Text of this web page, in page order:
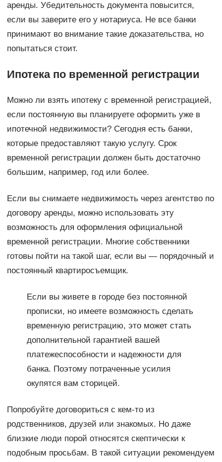
аренды. Убедительность документа повысится,
если вы заверите его у нотариуса. Не все банки
принимают во внимание такие доказательства, но
попытаться стоит.
Ипотека по временной регистрации
Можно ли взять ипотеку с временной регистрацией,
если постоянную вы планируете оформить уже в
ипотечной недвижимости? Сегодня есть банки,
которые предоставляют такую услугу. Срок
временной регистрации должен быть достаточно
большим, например, год или более.
Если вы снимаете недвижимость через агентство по
договору аренды, можно использовать эту
возможность для оформления официальной
временной регистрации. Многие собственники
готовы пойти на такой шаг, если вы — порядочный и
постоянный квартиросъемщик.
Если вы живете в городе без постоянной
прописки, но имеете возможность сделать
временную регистрацию, это может стать
дополнительной гарантией вашей
платежеспособности и надежности для
банка. Поэтому потраченные усилия
окупятся вам сторицей.
Попробуйте договориться с кем-то из
родственников, друзей или знакомых. Но даже
близкие люди порой относятся скептически к
подобным просьбам. В такой ситуации рекомендуем